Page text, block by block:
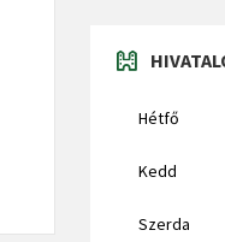
Hétfő
Kedd
Szerda